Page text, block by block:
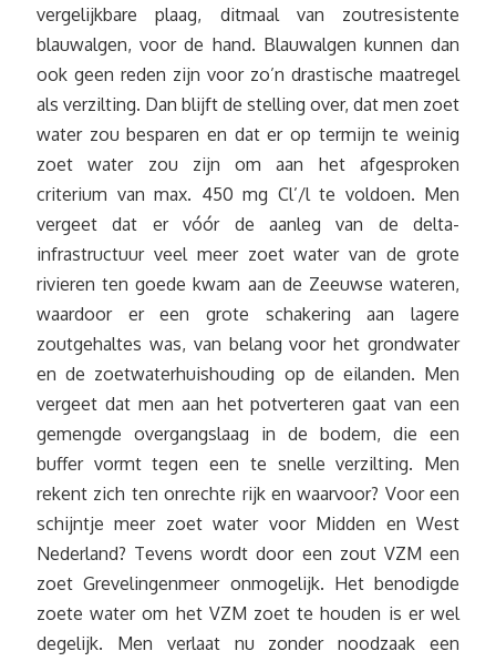
vergelijkbare plaag, ditmaal van zoutresistente
blauwalgen, voor de hand. Blauwalgen kunnen dan
ook geen reden zijn voor zo’n drastische maatregel
als verzilting. Dan blijft de stelling over, dat men zoet
water zou besparen en dat er op termijn te weinig
zoet water zou zijn om aan het afgesproken
criterium van max. 450 mg Cl’/l te voldoen. Men
vergeet dat er vóór de aanleg van de delta-
infrastructuur veel meer zoet water van de grote
rivieren ten goede kwam aan de Zeeuwse wateren,
waardoor er een grote schakering aan lagere
zoutgehaltes was, van belang voor het grondwater
en de zoetwaterhuishouding op de eilanden. Men
vergeet dat men aan het potverteren gaat van een
gemengde overgangslaag in de bodem, die een
buffer vormt tegen een te snelle verzilting. Men
rekent zich ten onrechte rijk en waarvoor? Voor een
schijntje meer zoet water voor Midden en West
Nederland? Tevens wordt door een zout VZM een
zoet Grevelingenmeer onmogelijk. Het benodigde
zoete water om het VZM zoet te houden is er wel
degelijk. Men verlaat nu zonder noodzaak een